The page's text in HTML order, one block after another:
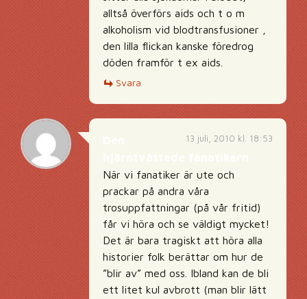
alltså överförs aids och t o m
alkoholism vid blodtransfusioner ,
den lilla flickan kanske föredrog
döden framför t ex aids.
Svara
13 juli, 2010 kl. 18:53
När vi fanatiker är ute och
prackar på andra våra
trosuppfattningar (på vår fritid)
får vi höra och se väldigt mycket!
Det är bara tragiskt att höra alla
historier folk berättar om hur de
”blir av” med oss. Ibland kan de bli
ett litet kul avbrott (man blir lätt